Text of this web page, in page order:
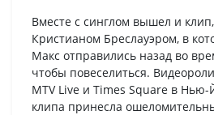
Вместе с синглом вышел и
Кристианом Бреслауэром, в
Макс отправились назад во
чтобы повеселиться.
MTV Live и Times Square в
клипа принесла